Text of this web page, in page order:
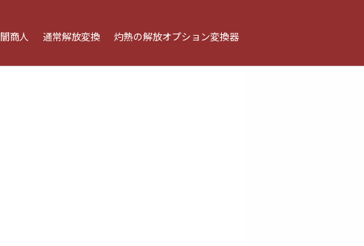
闇商人 通常解放変換 灼熱の解放オプション変換器